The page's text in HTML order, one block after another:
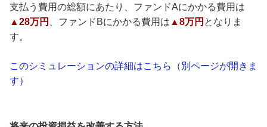
支払う費用の総額にあたり、ファンドAにかかる費用は
▲28万円
、ファンドBにかかる費用は ▲8万円 となりま
す。
このシミュレーションの詳細はこちら（別ページが開きま
す）